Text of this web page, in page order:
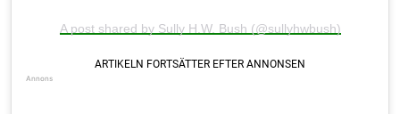
A post shared by Sully H.W. Bush (@sullyhwbush)